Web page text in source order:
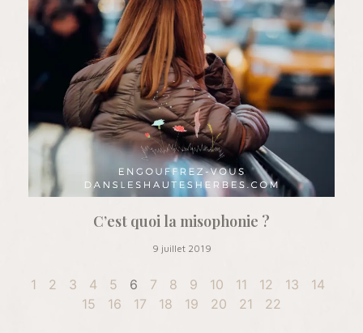
C’est quoi la misophonie ?
9 juillet 2019
1 2 3 4 5 6 7 8 9 10 11 12 13
14
15
16 17 18 19 20 21 22